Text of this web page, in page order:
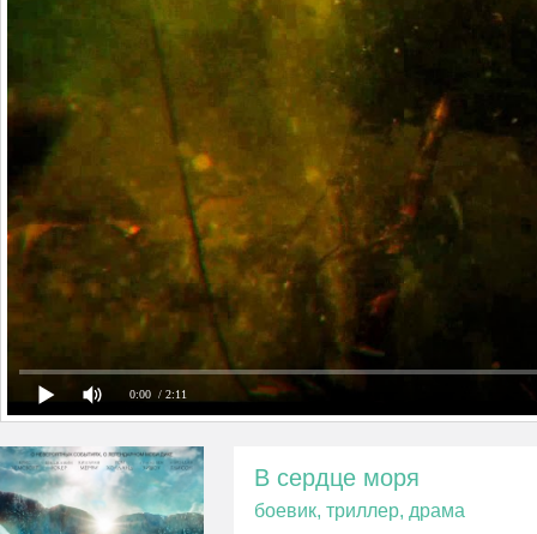
0:00 / 2:11
В сердце моря
боевик, триллер, драма